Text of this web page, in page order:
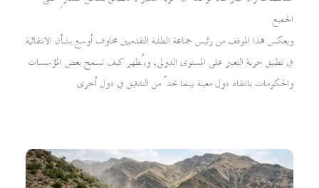
الجميع
ويعكس هذا الموقف من رئيس جماعة الطلبة التقدميين مخاوف أوسع بشأن الانتقائية
في تطبيق حرية التعبير على المستوى الدولي، ويُظهر كيف تسمح بعض المؤسسات
والحكومات بانتقاد دول معينة بينما تحدّ من التدقيق في دول أخرى